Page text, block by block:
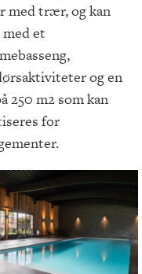
med trær, og kan
et
og en
250 m2 som kan
for